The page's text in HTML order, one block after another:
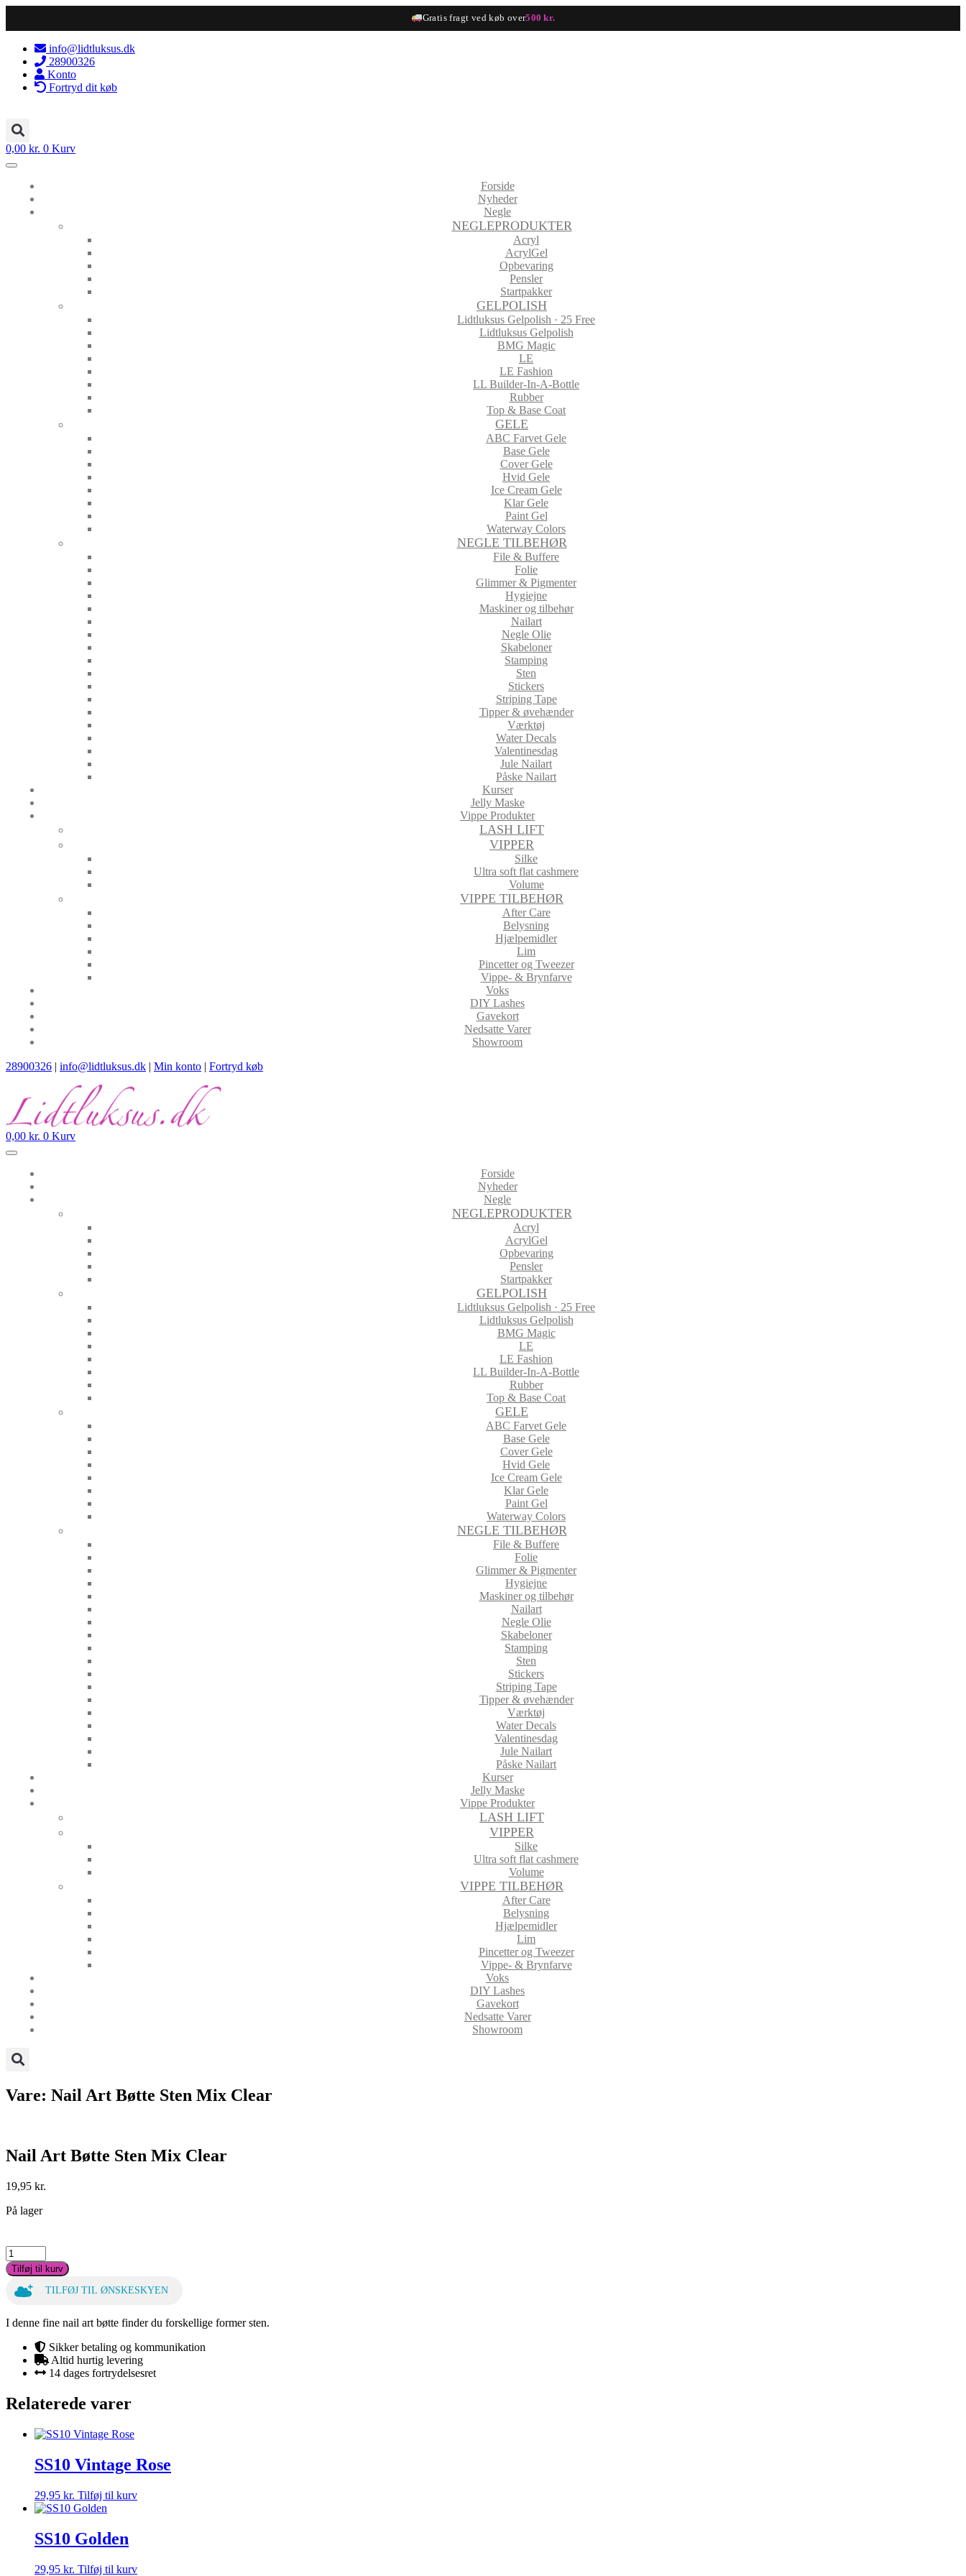
Gratis fragt ved køb over500 kr.
info@lidtluksus.dk
28900326
Konto
Fortryd dit køb
0,00 kr. 0 Kurv
Forside
Nyheder
Negle
NEGLEPRODUKTER
Acryl
AcrylGel
Opbevaring
Pensler
Startpakker
GELPOLISH
Lidtluksus Gelpolish · 25 Free
Lidtluksus Gelpolish
BMG Magic
LE
LE Fashion
LL Builder-In-A-Bottle
Rubber
Top & Base Coat
GELE
ABC Farvet Gele
Base Gele
Cover Gele
Hvid Gele
Ice Cream Gele
Klar Gele
Paint Gel
Waterway Colors
NEGLE TILBEHØR
File & Buffere
Folie
Glimmer & Pigmenter
Hygiejne
Maskiner og tilbehør
Nailart
Negle Olie
Skabeloner
Stamping
Sten
Stickers
Striping Tape
Tipper & øvehænder
Værktøj
Water Decals
Valentinesdag
Jule Nailart
Påske Nailart
Kurser
Jelly Maske
Vippe Produkter
LASH LIFT
VIPPER
Silke
Ultra soft flat cashmere
Volume
VIPPE TILBEHØR
After Care
Belysning
Hjælpemidler
Lim
Pincetter og Tweezer
Vippe- & Brynfarve
Voks
DIY Lashes
Gavekort
Nedsatte Varer
Showroom
28900326 | info@lidtluksus.dk | Min konto | Fortryd køb
0,00 kr. 0 Kurv
Forside
Nyheder
Negle
NEGLEPRODUKTER
Acryl
AcrylGel
Opbevaring
Pensler
Startpakker
GELPOLISH
Lidtluksus Gelpolish · 25 Free
Lidtluksus Gelpolish
BMG Magic
LE
LE Fashion
LL Builder-In-A-Bottle
Rubber
Top & Base Coat
GELE
ABC Farvet Gele
Base Gele
Cover Gele
Hvid Gele
Ice Cream Gele
Klar Gele
Paint Gel
Waterway Colors
NEGLE TILBEHØR
File & Buffere
Folie
Glimmer & Pigmenter
Hygiejne
Maskiner og tilbehør
Nailart
Negle Olie
Skabeloner
Stamping
Sten
Stickers
Striping Tape
Tipper & øvehænder
Værktøj
Water Decals
Valentinesdag
Jule Nailart
Påske Nailart
Kurser
Jelly Maske
Vippe Produkter
LASH LIFT
VIPPER
Silke
Ultra soft flat cashmere
Volume
VIPPE TILBEHØR
After Care
Belysning
Hjælpemidler
Lim
Pincetter og Tweezer
Vippe- & Brynfarve
Voks
DIY Lashes
Gavekort
Nedsatte Varer
Showroom
Vare: Nail Art Bøtte Sten Mix Clear
Nail Art Bøtte Sten Mix Clear
19,95 kr.
På lager
Nail
Art
Bøtte
Sten
Clear
antal
Tilføj til kurv
TILFØJ TIL ØNSKESKYEN
I denne fine nail art bøtte finder du forskellige former sten.
Sikker betaling og kommunikation
Altid hurtig levering
14 dages fortrydelsesret
Relaterede varer
SS10 Vintage Rose
29,95 kr. Tilføj til kurv
SS10 Golden
29,95 kr. Tilføj til kurv